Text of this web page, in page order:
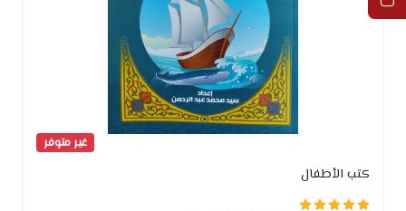
غير متوفر
كتب الأطفال